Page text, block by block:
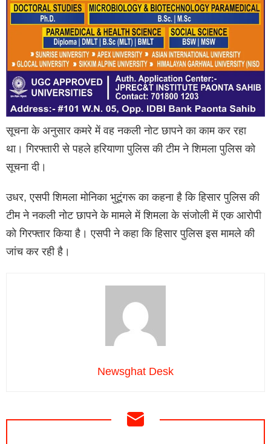
सूचना के अनुसार कमरे में वह नकली नोट छापने का काम कर रहा
था। गिरफ्तारी से पहले हरियाणा पुलिस की टीम ने शिमला पुलिस को
सूचना दी।
उधर, एसपी शिमला मोनिका भुटूंगरू का कहना है कि हिसार पुलिस की
टीम ने नकली नोट छापने के मामले में शिमला के संजोली में एक आरोपी
को गिरफ्तार किया है। एसपी ने कहा कि हिसार पुलिस इस मामले की
जांच कर रही है।
Newsghat Desk